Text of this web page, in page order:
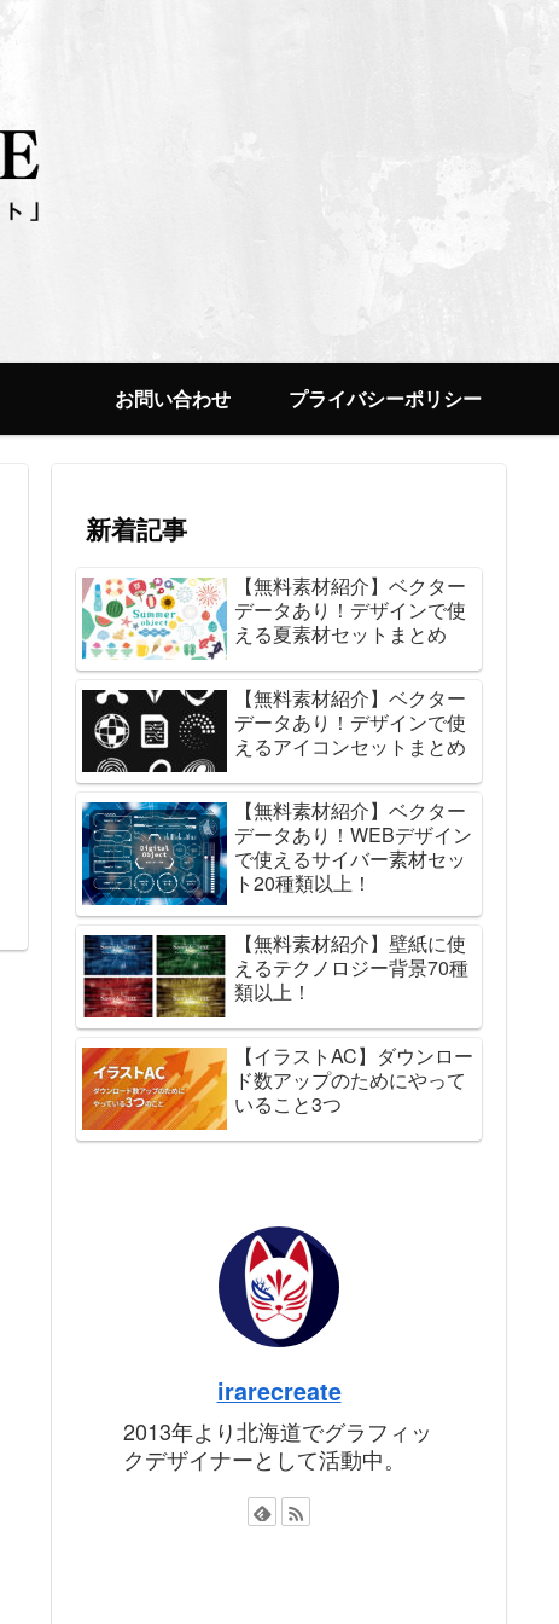
お問い合わせ プライバシーポリシー
新着記事
【無料素材紹介】ベクター
データあり！デザインで使
える夏素材セットまとめ
【無料素材紹介】ベクター
データあり！デザインで使
えるアイコンセットまとめ
【無料素材紹介】ベクター
データあり！WEBデザイン
で使えるサイバー素材セッ
ト20種類以上！
【無料素材紹介】壁紙に使
えるテクノロジー背景70種
類以上！
【イラストAC】ダウンロー
ド数アップのためにやって
いること3つ
irarecreate
2013年より北海道でグラフィッ
クデザイナーとして活動中。